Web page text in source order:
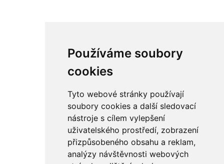
Používáme soubory
cookies
Tyto webové stránky používají
soubory cookies a další sledovací
nástroje s cílem vylepšení
uživatelského prostředí, zobrazení
přizpůsobeného obsahu a reklam,
analýzy návštěvnosti webových